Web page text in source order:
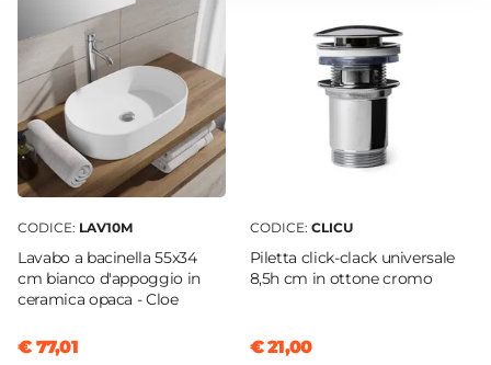
CODICE: LAV10M
Lavabo a bacinella 55x34
cm bianco d'appoggio in
ceramica opaca - Cloe
€ 77,01
CODICE: CLICU
Piletta click-clack universale
8,5h cm in ottone cromo
€ 21,00